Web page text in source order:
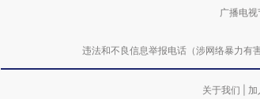
广播电
违法和不良信息举报电话（涉网络暴力
关于我们 加